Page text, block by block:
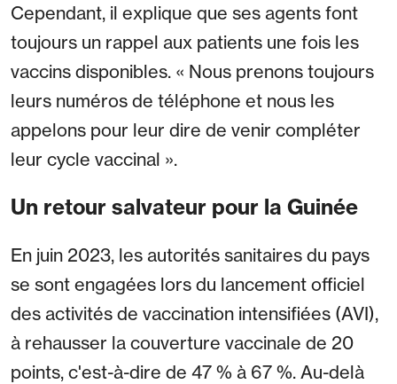
Cependant, il explique que ses agents font
toujours un rappel aux patients une fois les
vaccins disponibles. « Nous prenons toujours
leurs numéros de téléphone et nous les
appelons pour leur dire de venir compléter
leur cycle vaccinal ».
Un retour salvateur pour la Guinée
En juin 2023, les autorités sanitaires du pays
se sont engagées lors du lancement officiel
des activités de vaccination intensifiées (AVI),
à rehausser la couverture vaccinale de 20
points, c'est-à-dire de 47 % à 67 %. Au-delà